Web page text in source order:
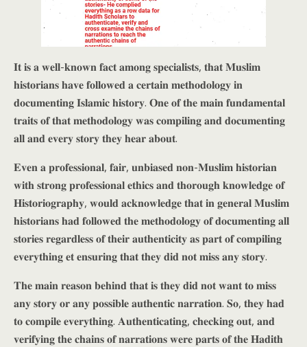
𝐈𝐭 𝐢𝐬 𝐚 𝐰𝐞𝐥𝐥-𝐤𝐧𝐨𝐰𝐧 𝐟𝐚𝐜𝐭 𝐚𝐦𝐨𝐧𝐠 𝐬𝐩𝐞𝐜𝐢𝐚𝐥𝐢𝐬𝐭𝐬, 𝐭𝐡𝐚𝐭 𝐌𝐮𝐬𝐥𝐢𝐦
𝐡𝐢𝐬𝐭𝐨𝐫𝐢𝐚𝐧𝐬 𝐡𝐚𝐯𝐞 𝐟𝐨𝐥𝐥𝐨𝐰𝐞𝐝 𝐚 𝐜𝐞𝐫𝐭𝐚𝐢𝐧 𝐦𝐞𝐭𝐡𝐨𝐝𝐨𝐥𝐨𝐠𝐲 𝐢𝐧
𝐝𝐨𝐜𝐮𝐦𝐞𝐧𝐭𝐢𝐧𝐠 𝐈𝐬𝐥𝐚𝐦𝐢𝐜 𝐡𝐢𝐬𝐭𝐨𝐫𝐲. 𝐎𝐧𝐞 𝐨𝐟 𝐭𝐡𝐞 𝐦𝐚𝐢𝐧 𝐟𝐮𝐧𝐝𝐚𝐦𝐞𝐧𝐭𝐚𝐥
𝐭𝐫𝐚𝐢𝐭𝐬 𝐨𝐟 𝐭𝐡𝐚𝐭 𝐦𝐞𝐭𝐡𝐨𝐝𝐨𝐥𝐨𝐠𝐲 𝐰𝐚𝐬 𝐜𝐨𝐦𝐩𝐢𝐥𝐢𝐧𝐠 𝐚𝐧𝐝 𝐝𝐨𝐜𝐮𝐦𝐞𝐧𝐭𝐢𝐧𝐠
𝐚𝐥𝐥 𝐚𝐧𝐝 𝐞𝐯𝐞𝐫𝐲 𝐬𝐭𝐨𝐫𝐲 𝐭𝐡𝐞𝐲 𝐡𝐞𝐚𝐫 𝐚𝐛𝐨𝐮𝐭.
𝐄𝐯𝐞𝐧 𝐚 𝐩𝐫𝐨𝐟𝐞𝐬𝐬𝐢𝐨𝐧𝐚𝐥, 𝐟𝐚𝐢𝐫, 𝐮𝐧𝐛𝐢𝐚𝐬𝐞𝐝 𝐧𝐨𝐧-𝐌𝐮𝐬𝐥𝐢𝐦 𝐡𝐢𝐬𝐭𝐨𝐫𝐢𝐚𝐧
𝐰𝐢𝐭𝐡 𝐬𝐭𝐫𝐨𝐧𝐠 𝐩𝐫𝐨𝐟𝐞𝐬𝐬𝐢𝐨𝐧𝐚𝐥 𝐞𝐭𝐡𝐢𝐜𝐬 𝐚𝐧𝐝 𝐭𝐡𝐨𝐫𝐨𝐮𝐠𝐡 𝐤𝐧𝐨𝐰𝐥𝐞𝐝𝐠𝐞 𝐨𝐟
𝐇𝐢𝐬𝐭𝐨𝐫𝐢𝐨𝐠𝐫𝐚𝐩𝐡𝐲, 𝐰𝐨𝐮𝐥𝐝 𝐚𝐜𝐤𝐧𝐨𝐰𝐥𝐞𝐝𝐠𝐞 𝐭𝐡𝐚𝐭 𝐢𝐧 𝐠𝐞𝐧𝐞𝐫𝐚𝐥 𝐌𝐮𝐬𝐥𝐢𝐦
𝐡𝐢𝐬𝐭𝐨𝐫𝐢𝐚𝐧𝐬 𝐡𝐚𝐝 𝐟𝐨𝐥𝐥𝐨𝐰𝐞𝐝 𝐭𝐡𝐞 𝐦𝐞𝐭𝐡𝐨𝐝𝐨𝐥𝐨𝐠𝐲 𝐨𝐟 𝐝𝐨𝐜𝐮𝐦𝐞𝐧𝐭𝐢𝐧𝐠 𝐚𝐥𝐥
𝐬𝐭𝐨𝐫𝐢𝐞𝐬 𝐫𝐞𝐠𝐚𝐫𝐝𝐥𝐞𝐬𝐬 𝐨𝐟 𝐭𝐡𝐞𝐢𝐫 𝐚𝐮𝐭𝐡𝐞𝐧𝐭𝐢𝐜𝐢𝐭𝐲 𝐚𝐬 𝐩𝐚𝐫𝐭 𝐨𝐟 𝐜𝐨𝐦𝐩𝐢𝐥𝐢𝐧𝐠
𝐞𝐯𝐞𝐫𝐲𝐭𝐡𝐢𝐧𝐠 𝐞𝐭 𝐞𝐧𝐬𝐮𝐫𝐢𝐧𝐠 𝐭𝐡𝐚𝐭 𝐭𝐡𝐞𝐲 𝐝𝐢𝐝 𝐧𝐨𝐭 𝐦𝐢𝐬𝐬 𝐚𝐧𝐲 𝐬𝐭𝐨𝐫𝐲.
𝐓𝐡𝐞 𝐦𝐚𝐢𝐧 𝐫𝐞𝐚𝐬𝐨𝐧 𝐛𝐞𝐡𝐢𝐧𝐝 𝐭𝐡𝐚𝐭 𝐢𝐬 𝐭𝐡𝐞𝐲 𝐝𝐢𝐝 𝐧𝐨𝐭 𝐰𝐚𝐧𝐭 𝐭𝐨 𝐦𝐢𝐬𝐬
𝐚𝐧𝐲 𝐬𝐭𝐨𝐫𝐲 𝐨𝐫 𝐚𝐧𝐲 𝐩𝐨𝐬𝐬𝐢𝐛𝐥𝐞 𝐚𝐮𝐭𝐡𝐞𝐧𝐭𝐢𝐜 𝐧𝐚𝐫𝐫𝐚𝐭𝐢𝐨𝐧. 𝐒𝐨, 𝐭𝐡𝐞𝐲 𝐡𝐚𝐝
𝐭𝐨 𝐜𝐨𝐦𝐩𝐢𝐥𝐞 𝐞𝐯𝐞𝐫𝐲𝐭𝐡𝐢𝐧𝐠. 𝐀𝐮𝐭𝐡𝐞𝐧𝐭𝐢𝐜𝐚𝐭𝐢𝐧𝐠, 𝐜𝐡𝐞𝐜𝐤𝐢𝐧𝐠 𝐨𝐮𝐭, 𝐚𝐧𝐝
𝐯𝐞𝐫𝐢𝐟𝐲𝐢𝐧𝐠 𝐭𝐡𝐞 𝐜𝐡𝐚𝐢𝐧𝐬 𝐨𝐟 𝐧𝐚𝐫𝐫𝐚𝐭𝐢𝐨𝐧𝐬 𝐰𝐞𝐫𝐞 𝐩𝐚𝐫𝐭𝐬 𝐨𝐟 𝐭𝐡𝐞 𝐇𝐚𝐝𝐢𝐭𝐡